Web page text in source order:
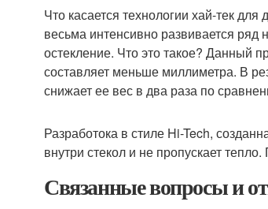
Что касается технологии хай-тек
весьма интенсивно развивается
остекление. Что это такое? Данный
составляет меньше миллиметра. В
снижает ее вес в два раза по
Разработока в стиле Hi-Tech,
внутри стекол и не пропускает
Связанные вопросы и